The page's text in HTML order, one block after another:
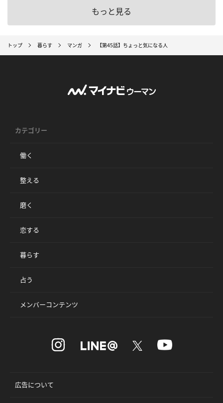
もっと見る
トップ 暮らす マンガ 【第45話】ちょっと気になる人
カテゴリー
働く
整える
磨く
恋する
暮らす
占う
メンバーコンテンツ
広告について